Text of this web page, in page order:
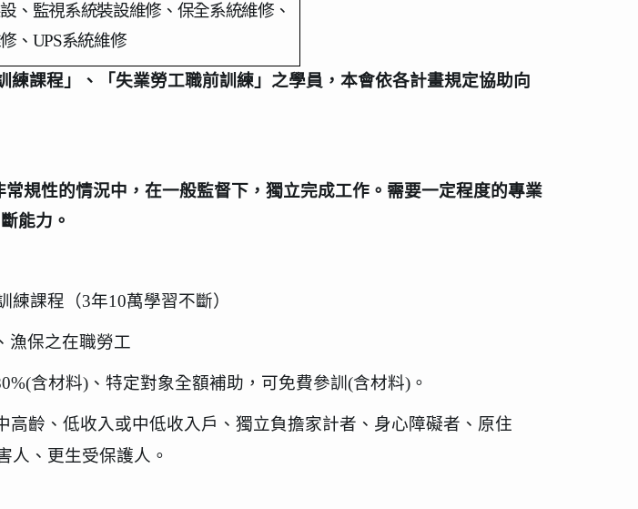
、監視系統裝設維修、保全系統維修、
、UPS系統維修
練課程」、「失業勞工職前訓練」之學員，本會依各計畫規定協助向
規性的情況中，在一般監督下，獨立完成工作。需要一定程度的專業
能力。
練課程（3年10萬學習不斷）
漁保之在職勞工
含材料)、特定對象全額補助，可免費參訓 (含材料)。
高齡、低收入或中低收入戶、獨立負擔家計者、身心障礙者、原住
人、更生受保護人。